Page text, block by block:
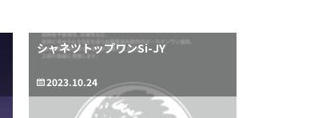
シャネツトップワンSi-JY
2023.10.24